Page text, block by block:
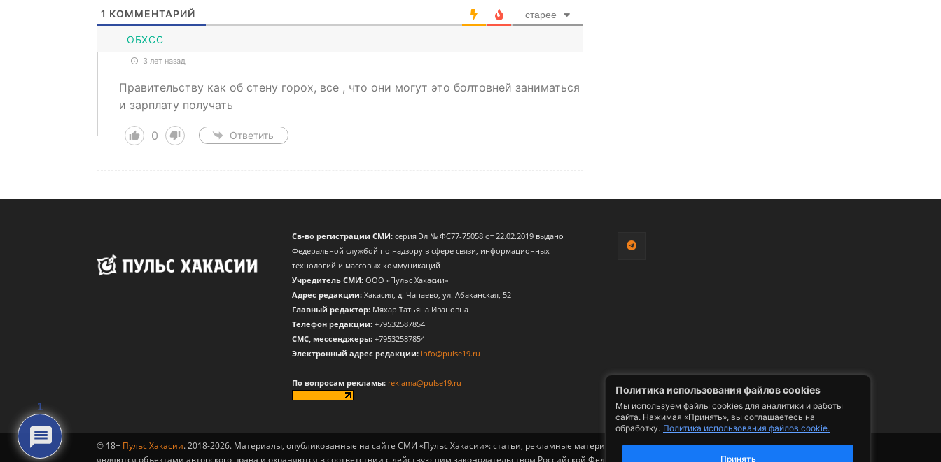
Политика использования файлов cookies
Мы используем файлы cookies для аналитики и работы
сайта. Нажимая «Принять», вы соглашаетесь на
обработку. Политика использования файлов cookie.
Принять
1 КОММЕНТАРИЙ старее
ОБХСС
3 лет назад
Правительству как об стену горох, все , что они могут это болтовней заниматься
и зарплату получать
0 Ответить
Св-во регистрации СМИ: серия Эл № ФС77-75058 от 22.02.2019 выдано
Федеральной службой по надзору в сфере связи, информационных
технологий и массовых коммуникаций
Учредитель СМИ: ООО «Пульс Хакасии»
Адрес редакции: Хакасия, д. Чапаево, ул. Абаканская, 52
Главный редактор: Мяхар Татьяна Ивановна
Телефон редакции: +79532587854
CМС, мессенджеры: +79532587854
Электронный адрес редакции: info@pulse19.ru
По вопросам рекламы: reklama@pulse19.ru
© 18+ Пульс Хакасии. 2018-2026. Материалы, опубликованные на сайте СМИ «Пульс Хакасии»: статьи, рекламные материалы, фото, видео, телепрограммы и телепередачи -
являются объектами авторского права и охраняются в соответствии с действующим законодательством Российской Федерации. Допускается цитирование авторского
1